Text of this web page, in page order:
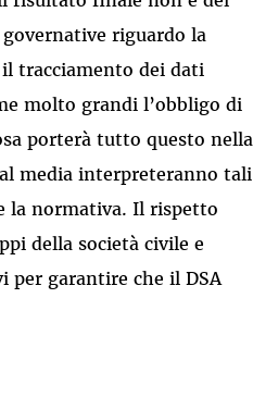
riguardo la
tracciamento dei dati
molto grandi l’obbligo di
porterà tutto questo nella
media interpreteranno tali
la normativa. Il rispetto
della società civile e
per garantire che il DSA